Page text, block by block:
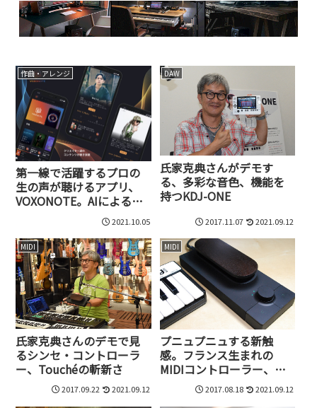
作曲・アレンジ
第一線で活躍するプロの
生の声が聴けるアプリ、
VOXONOTE。AIによる自
動テキスト化で読むこと
2021.10.05
DAW
氏家克典さんがデモす
る、多彩な音色、機能を
持つKDJ-ONE
2017.11.07 2021.09.12
MIDI
氏家克典さんのデモで見
るシンセ・コントローラ
ー、Touchéの斬新さ
2017.09.22 2021.09.12
MIDI
プニュプニュする新触
感。フランス生まれの
MIDIコントローラー、
Touché(トゥーシェ)が気
持ちいい！2017.08.18 2021.09.12